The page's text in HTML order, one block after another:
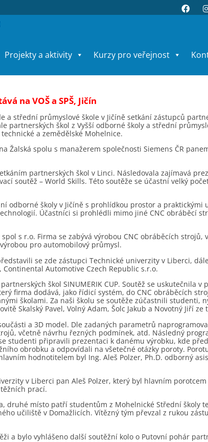
Projekty a aktivity Kurzy pro veřejnost
na VOŠ a SPŠ, Jičín
a střední průmyslové škole v Jičíně setkání zástupců
partnerských škol z Vyšší odborné školy a střední
a zemědělské Mohelnice.
Žalská spolu s manažerem společnosti Siemens ČR
partnerských škol v Linci. Následovala zajímavá
soutěž – World Skills. Této soutěže se účastní velký
odborné školy v Jičíně s prohlídkou prostor a praktickými
Účastníci si prohlédli mimo jiné CNC obráběcí
s r.o. Firma se zabývá výrobou CNC obráběcích strojů,
pro automobilový průmysl.
se zde zástupci Technické univerzity v Liberci,
Automotive Czech Republic s.r.o.
škol SINUMERIK CUP. Soutěž se uskutečnila v
firma dodává, jako řídicí systém, do CNC obráběcích
školami. Za naši školu se soutěže zúčastnili studenti,
Skalský Pavel, Volný Adam, Šolc Jakub a Novotný Jiří ze
a 3D model. Dle zadaných parametrů
včetně návrhu řezných podmínek, atd. Následný
studenti připravili prezentaci k danému výrobku, kde
obrobku a odpovídali na všetečné otázky poroty.
hodnotitelem byl Ing. Aleš Polzer, Ph.D. odborný
v Liberci pan Aleš Polzer, který byl hlavním
prací.
druhé místo patří studentům z Mohelnické Střední školy
učiliště v Domažlicích. Vítězný tým převzal z rukou
a bylo vyhlášeno další soutěžní kolo o Putovní pohár